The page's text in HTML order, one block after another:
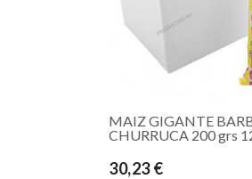
MAIZ GIGANTE
CHURRUCA 200 grs
30,23 €